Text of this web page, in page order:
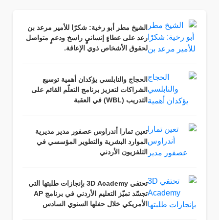
الشيخ مطر أبو رخية: شكرًا للأمير مرعد بن
رعد على عطاءٍ إنسانيٍ راسخ ودعمٍ متواصل
لحقوق الأشخاص ذوي الإعاقة.
الحجاج والنابلسي يؤكدان أهمية توسيع
الشراكات لتعزيز برنامج التعلّم القائم على
التدريب (WBL) في العقبة
تعين تمارا أندراوس عصفور مدير مديرية
الموارد البشرية والتطوير المؤسسي في
التلفزيون الأردني
تحتفي 3D Academy بإنجازات طلبتها التي
تجسّد تميّز التعليم الأردني في برنامج AP
الأمريكي خلال حفلها السنوي السادس